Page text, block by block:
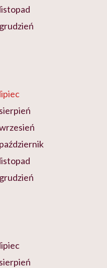
listopad
grudzień
lipiec
sierpień
październik
listopad
grudzień
lipiec
sierpień